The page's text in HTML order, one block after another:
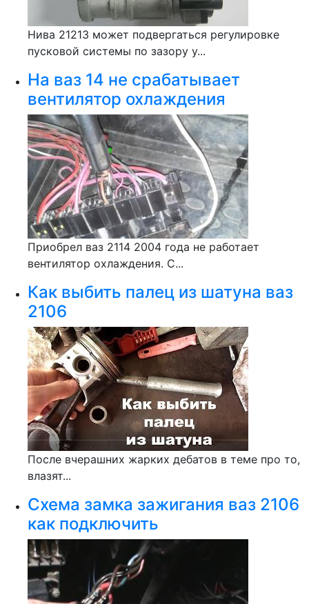
Нива 21213 может подвергаться регулировке
пусковой системы по зазору у...
На ваз 14 не срабатывает
вентилятор охлаждения
Приобрел ваз 2114 2004 года не работает
вентилятор охлаждения. С...
Как выбить палец из шатуна ваз
2106
После вчерашних жарких дебатов в теме про то,
влазят...
Схема замка зажигания ваз 2106
как подключить